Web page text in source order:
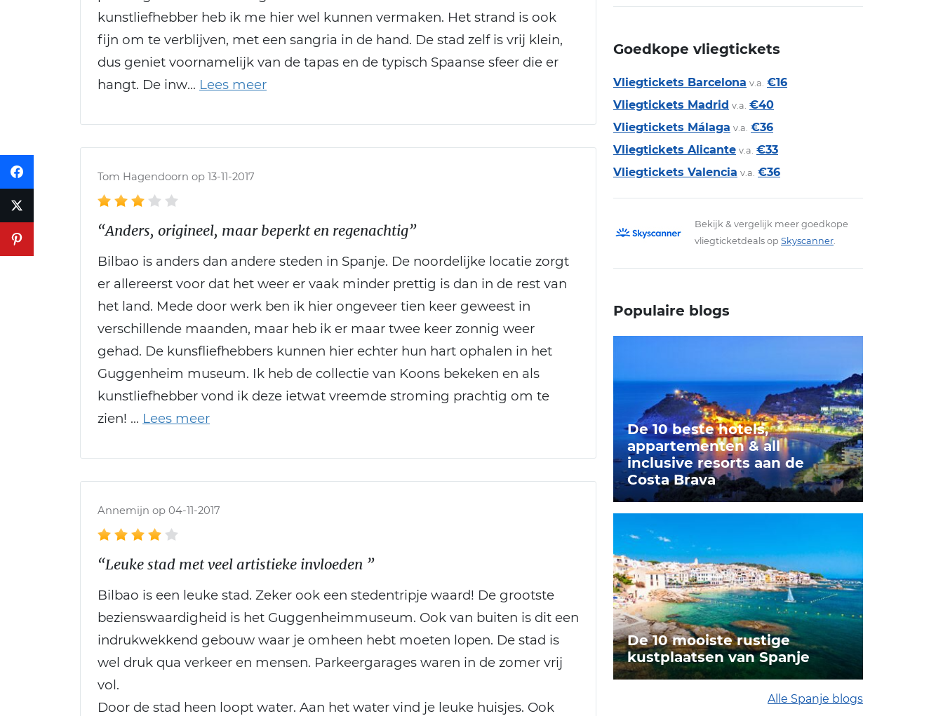
kunstliefhebber heb ik me hier wel kunnen vermaken. Het strand is ook
fijn om te verblijven, met een sangria in de hand. De stad zelf is vrij klein,
dus geniet voornamelijk van de tapas en de typisch Spaanse sfeer die er
hangt. De inw
Tom Hagendoorn op 13-11-2017
“Anders, origineel, maar beperkt en regenachtig”
Bilbao is anders dan andere steden in Spanje. De noordelijke locatie zorgt
er allereerst voor dat het weer er vaak minder prettig is dan in de rest van
het land. Mede door werk ben ik hier ongeveer tien keer geweest in
verschillende maanden, maar heb ik er maar twee keer zonnig weer
gehad. De kunsfliefhebbers kunnen hier echter hun hart ophalen in het
Guggenheim museum. Ik heb de collectie van Koons bekeken en als
kunstliefhebber vond ik deze ietwat vreemde stroming prachtig om te
zien!
Annemijn op 04-11-2017
“Leuke stad met veel artistieke invloeden ”
Bilbao is een leuke stad. Zeker ook een stedentripje waard! De grootste
bezienswaardigheid is het Guggenheimmuseum. Ook van buiten is dit een
indrukwekkend gebouw waar je omheen hebt moeten lopen. De stad is
wel druk qua verkeer en mensen. Parkeergarages waren in de zomer vrij
vol.
Door de stad heen loopt water. Aan het water vind je leuke huisjes. Ook
Goedkope vliegtickets
Vliegtickets Barcelona v.a. €16
Vliegtickets Madrid v.a. €40
Vliegtickets Málaga v.a. €36
Vliegtickets Alicante v.a. €33
Vliegtickets Valencia v.a. €36
Bekijk & vergelijk meer goedkope
vliegticketdeals op Skyscanner
Populaire blogs
De 10 beste hotels,
appartementen & all
inclusive resorts aan de
Costa Brava
De 10 mooiste rustige
kustplaatsen van Spanje
Alle Spanje blogs